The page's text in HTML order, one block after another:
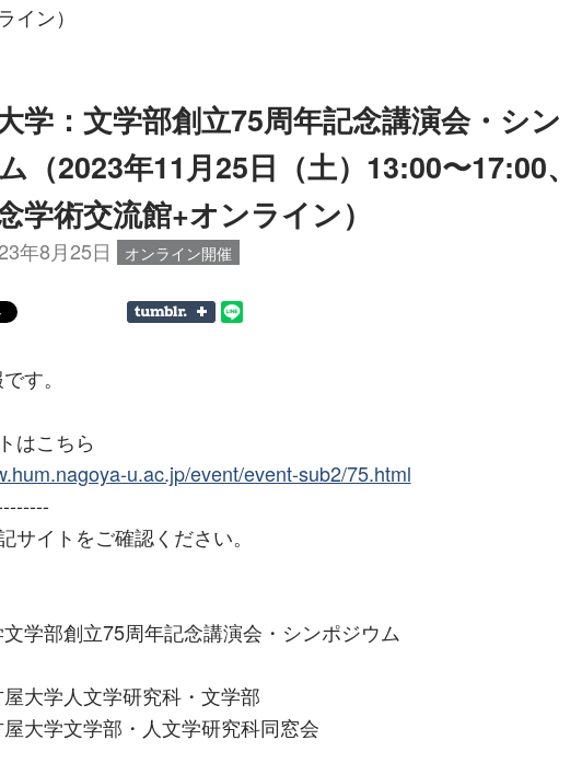
イン）
学：文学部創立75周年記念講演会・シン
（2023年11月25日（土）13:00〜17:00、
学術交流館+オンライン）
年8月25日 オンライン開催
す。
はこちら
u.ac.jp/event/event-sub2/75.html
サイトをご確認ください。
学部創立75周年記念講演会・シンポジウム
大学人文学研究科・文学部
大学文学部・人文学研究科同窓会